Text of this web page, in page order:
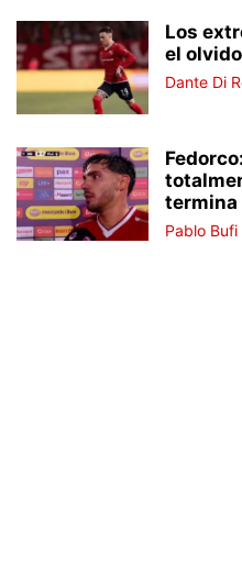
Los
el olvido
Dante Di
termina
Pablo Bufi